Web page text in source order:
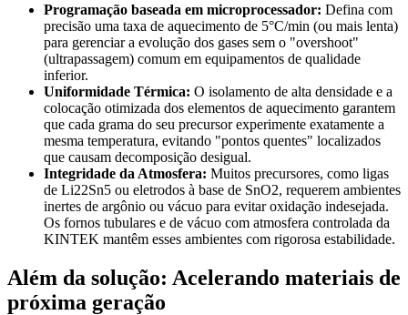
Programação baseada em microprocessador: Defina com
precisão uma taxa de aquecimento de 5°C/min (ou mais lenta)
para gerenciar a evolução dos gases sem o "overshoot"
(ultrapassagem) comum em equipamentos de qualidade
inferior.
Uniformidade Térmica: O isolamento de alta densidade e a
colocação otimizada dos elementos de aquecimento garantem
que cada grama do seu precursor experimente exatamente a
mesma temperatura, evitando "pontos quentes" localizados
que causam decomposição desigual.
Integridade da Atmosfera: Muitos precursores, como ligas
de Li22Sn5 ou eletrodos à base de SnO2, requerem ambientes
inertes de argônio ou vácuo para evitar oxidação indesejada.
Os fornos tubulares e de vácuo com atmosfera controlada da
KINTEK mantêm esses ambientes com rigorosa estabilidade.
Além da solução: Acelerando materiais de
próxima geração